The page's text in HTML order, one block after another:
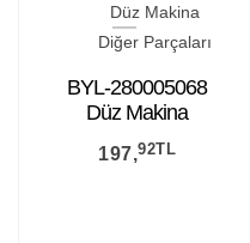
Düz Makina
Diğer Parçaları
BYL-280005068
Düz Makina
Numaratör Kiliti
197,92TL